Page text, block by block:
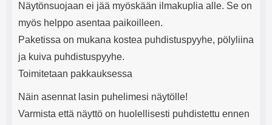
Näytönsuojaan ei jää myöskään ilmakuplia alle. Se on
myös helppo asentaa paikoilleen.
Paketissa on mukana kostea puhdistuspyyhe, pölyliina
ja kuiva puhdistuspyyhe.
Toimitetaan pakkauksessa
Näin asennat lasin puhelimesi näytölle!
Varmista että näyttö on huolellisesti puhdistettu ennen